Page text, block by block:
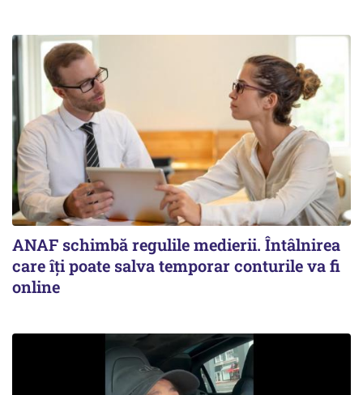
ANAF schimbă regulile medierii. Întâlnirea
care îți poate salva temporar conturile va fi
online